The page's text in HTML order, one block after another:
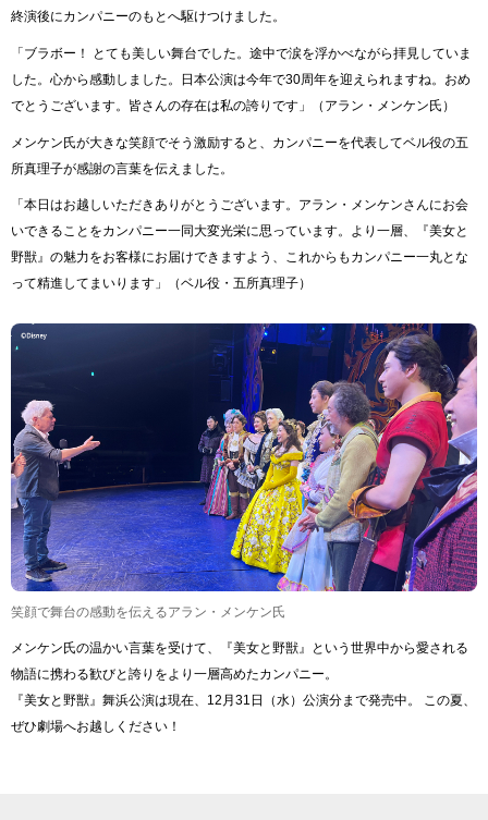
終演後にカンパニーのもとへ駆けつけました。
「ブラボー！ とても美しい舞台でした。途中で涙を浮かべながら拝見していま
した。心から感動しました。日本公演は今年で30周年を迎えられますね。おめ
でとうございます。皆さんの存在は私の誇りです」（アラン・メンケン氏）
メンケン氏が大きな笑顔でそう激励すると、カンパニーを代表してベル役の五
所真理子が感謝の言葉を伝えました。
「本日はお越しいただきありがとうございます。アラン・メンケンさんにお会
いできることをカンパニー一同大変光栄に思っています。より一層、『美女と
野獣』の魅力をお客様にお届けできますよう、これからもカンパニー一丸とな
って精進してまいります」（ベル役・五所真理子）
笑顔で舞台の感動を伝えるアラン・メンケン氏
メンケン氏の温かい言葉を受けて、『美女と野獣』という世界中から愛される
物語に携わる歓びと誇りをより一層高めたカンパニー。
『美女と野獣』舞浜公演は現在、12月31日（水）公演分まで発売中。 この夏、
ぜひ劇場へお越しください！